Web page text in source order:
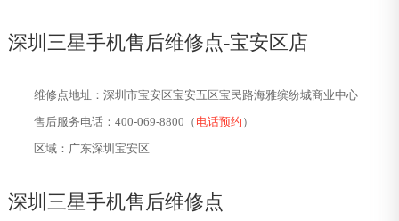
深圳三星手机售后维修点-宝安区店
维修点地址：深圳市宝安区宝安五区宝民路海雅缤纷城商业中心
售后服务电话：400-069-8800（ 电话预约 ）
区域：广东深圳宝安区
深圳三星手机售后维修点